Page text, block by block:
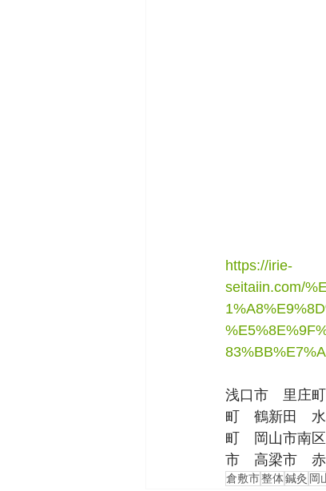
https://irie-
seitaiin.com/
浅口市　里庄
町　鶴新田　
町　岡山市南
市　高梁市　
倉敷市整体鍼灸 岡